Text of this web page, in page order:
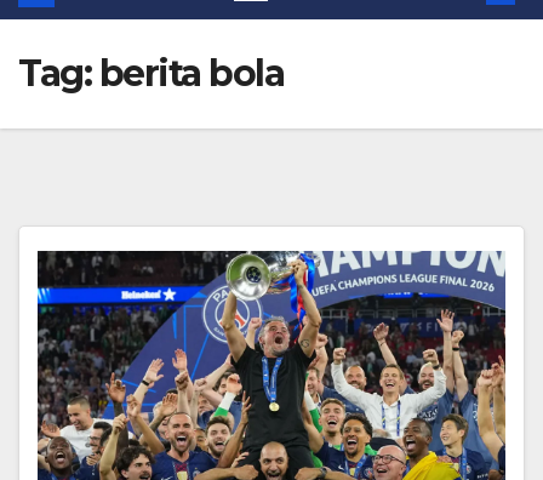
Tag: berita bola